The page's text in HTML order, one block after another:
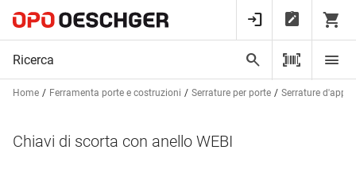
Home Ferramenta porte e costruzioni Serrature per porte Serrature
Chiavi di scorta con anello WEBI